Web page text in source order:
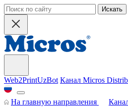
Искать
Web2PrintUzBot Канал Micros
На главную направления